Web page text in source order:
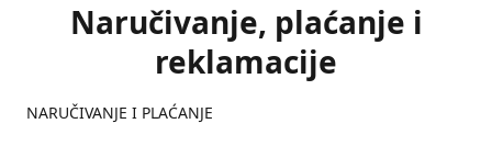
Naručivanje, plaćanje i
reklamacije
NARUČIVANJE I PLAĆANJE